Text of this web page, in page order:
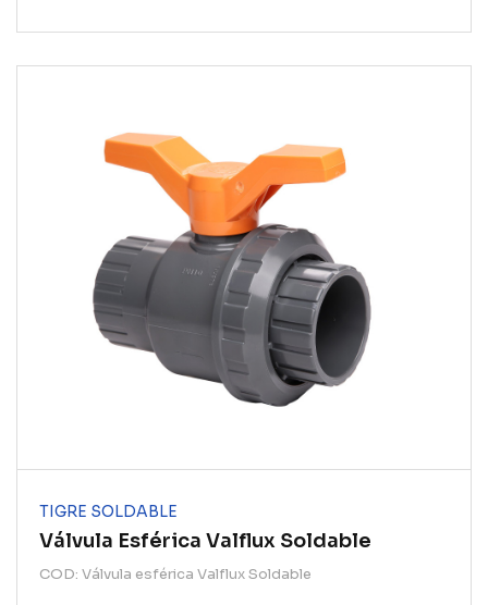
TIGRE SOLDABLE
Válvula Esférica Valflux Soldable
COD: Válvula esférica Valflux Soldable